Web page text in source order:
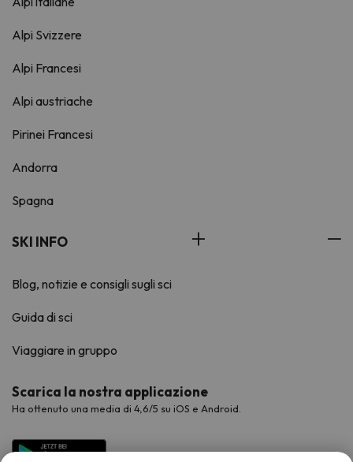
Alpi Svizzere
Alpi Francesi
Alpi austriache
Pirinei Francesi
Andorra
Spagna
SKI INFO
Blog, notizie e consigli sugli sci
Guida di sci
Viaggiare in gruppo
Scarica la nostra applicazione
Ha ottenuto una media di 4,6/5 su iOS e Android.